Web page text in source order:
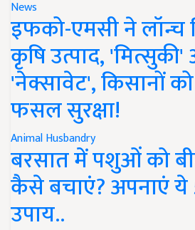
News
इफको-एमसी ने लॉन्च
कृषि उत्पाद,
'नेक्सावेट', किसानों
फसल सुरक्षा!
Animal Husbandry
बरसात में पशुओं को
कैसे बचाएं? अपनाएं
उपाय..